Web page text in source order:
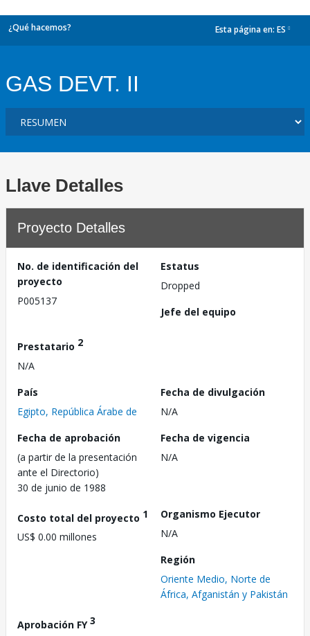
¿Qué hacemos? Esta página en: ES
GAS DEVT. II
Llave Detalles
Proyecto Detalles
No. de identificación del
proyecto
P005137
Estatus
Dropped
Jefe del equipo
Prestatario 2
N/A
País
Egipto, República Árabe de
Fecha de divulgación
N/A
Fecha de aprobación
(a partir de la presentación
ante el Directorio)
30 de junio de 1988
Fecha de vigencia
N/A
Costo total del proyecto 1
US$ 0.00 millones
Organismo Ejecutor
N/A
Región
Oriente Medio, Norte de
África, Afganistán y Pakistán
Aprobación FY3